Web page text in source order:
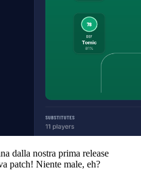
dalla nostra prima release
patch! Niente male, eh?